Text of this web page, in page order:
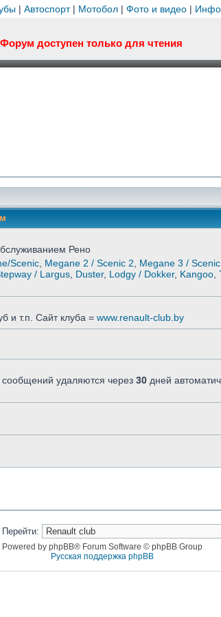
| Автоспорт| Мотобол| Фото и видео|
Форум доступен только для чтения
Рено
Scenic Megane 2 / Scenic 2 Megane 3 /
/ Largus Duster, Lodgy / Dokker, Kangoo
и т.п. Сайт клуба = www.renault-club.by
сообщений удаляются через 30 дней
Перейти:
Powered by phpBB® Forum Software © phpBB Group
Русская поддержка phpBB